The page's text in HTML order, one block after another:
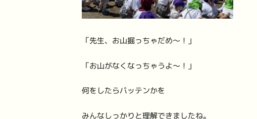
「先生、お山掘っちゃだめ〜！」
「お山がなくなっちゃうよ〜！」
何をしたらバッテンかを
みんなしっかりと理解できましたね。